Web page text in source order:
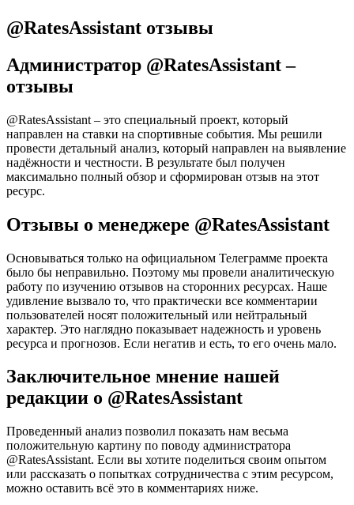
@RatesAssistant отзывы
Администратор @RatesAssistant –
отзывы
@RatesAssistant – это специальный проект, который
направлен на ставки на спортивные события. Мы решили
провести детальный анализ, который направлен на выявление
надёжности и честности. В результате был получен
максимально полный обзор и сформирован отзыв на этот
ресурс.
Отзывы о менеджере @RatesAssistant
Основываться только на официальном Телеграмме проекта
было бы неправильно. Поэтому мы провели аналитическую
работу по изучению отзывов на сторонних ресурсах. Наше
удивление вызвало то, что практически все комментарии
пользователей носят положительный или нейтральный
характер. Это наглядно показывает надежность и уровень
ресурса и прогнозов. Если негатив и есть, то его очень мало.
Заключительное мнение нашей
редакции о @RatesAssistant
Проведенный анализ позволил показать нам весьма
положительную картину по поводу администратора
@RatesAssistant. Если вы хотите поделиться своим опытом
или рассказать о попытках сотрудничества с этим ресурсом,
можно оставить всё это в комментариях ниже.